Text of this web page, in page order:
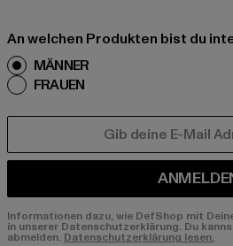
An welchen Produkten bist du
MÄNNER
FRAUEN
Informationen dazu, wie DefShop mit
in unserer Datenschutzerklärung. Du
abmelden. Datenschutzerklärung lesen.